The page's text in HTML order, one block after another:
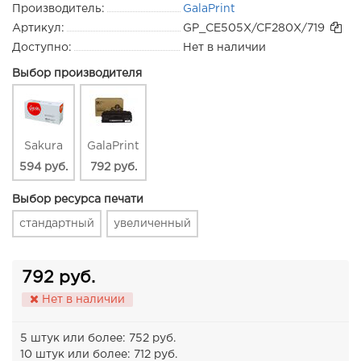
Производитель:
GalaPrint
Артикул:
GP_CE505X/CF280X/719
Доступно:
Нет в наличии
Выбор производителя
Sakura
594 руб.
GalaPrint
792 руб.
Выбор ресурса печати
стандартный увеличенный
792 руб.
Нет в наличии
5 штук или более: 752 руб.
10 штук или более: 712 руб.